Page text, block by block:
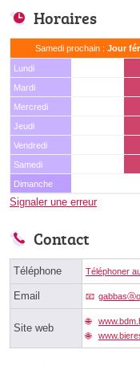
Horaires
Samedi prochain : Jour
Lundi
Mardi
Mercredi
Jeudi
Vendredi
Samedi
Dimanche
Signaler une erreur
Contact
Téléphone Téléphoner
Email
Site web